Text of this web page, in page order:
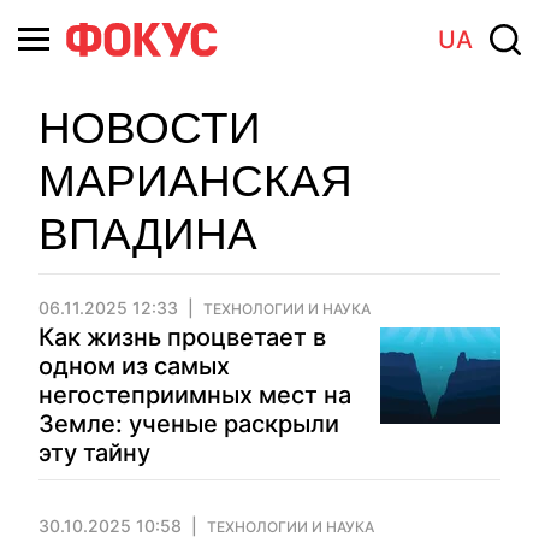
UA
НОВОСТИ
МАРИАНСКАЯ
ВПАДИНА
06.11.2025 12:33 ТЕХНОЛОГИИ И НАУКА
Как жизнь процветает в
одном из самых
негостеприимных мест на
Земле: ученые раскрыли
эту тайну
30.10.2025 10:58 ТЕХНОЛОГИИ И НАУКА